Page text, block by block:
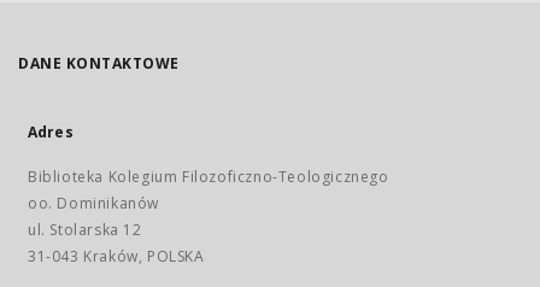
DANE KONTAKTOWE
Adres
Biblioteka Kolegium Filozoficzno-Teologicznego
oo. Dominikanów
ul. Stolarska 12
31-043 Kraków, POLSKA